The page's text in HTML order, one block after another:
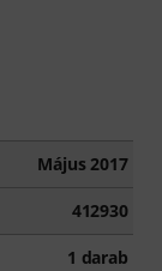
Május 2017
412930
1 darab